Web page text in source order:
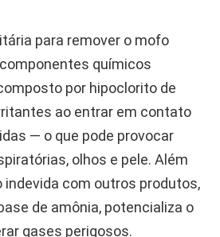
para remover o mofo
químicos
por hipoclorito de
ao entrar em contato
— o que pode provocar
olhos e pele. Além
indevida com outros produtos,
de amônia, potencializa o
gases perigosos.